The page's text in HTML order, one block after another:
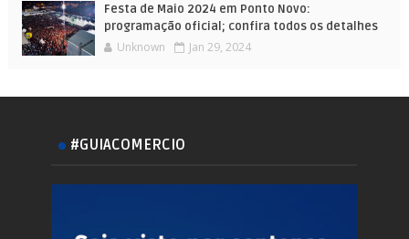
Festa de Maio 2024 em Ponto Novo:
programação oficial; confira todos os detalhes
Unknown Jan 29, 2024
#GUIACOMERCIO